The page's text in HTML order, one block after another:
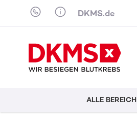
Skip to content
DKMS.de
ALLE